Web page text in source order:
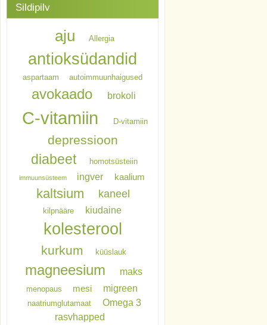
Sildipilv
aju Allergia
antioksüdandid
aspartaam autoimmuunhaigused
avokaado brokoli
C-vitamiin D-vitamiin
depressioon
diabeet homotsüsteiin
immuunsüsteem ingver kaalium
kaltsium kaneel
kilpnääre kiudaine
kolesterool
kurkum küüslauk
magneesium maks
menopaus mesi migreen
naatriumglutamaat
Omega 3
rasvhapped